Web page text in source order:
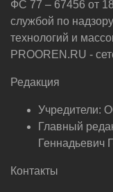
ФС 77 – 67456 от
службой по
технологий и
PROOREN.RU -
Редакция
Учредители:
Главный
Геннадьевич
Контакты